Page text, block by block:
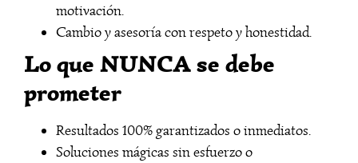
motivación.
Cambio y asesoría con respeto y honestidad.
Lo que NUNCA se debe
prometer
Resultados 100% garantizados o inmediatos.
Soluciones mágicas sin esfuerzo o